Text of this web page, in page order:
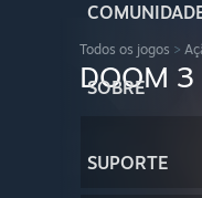
SOBRE
SUPORTE
Todos os jogos >
DOOM